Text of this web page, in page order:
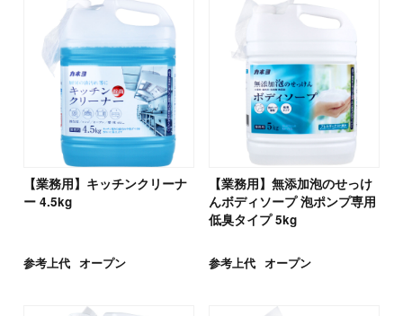
【業務用】キッチンクリーナ
ー 4.5kg
参考上代 オープン
【業務用】無添加泡のせっけ
んボディソープ 泡ポンプ専用
低臭タイプ 5kg
参考上代 オープン